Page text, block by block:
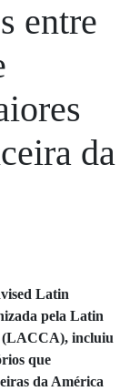
entre
da
Latin
pela Latin
(LACCA), incluiu
que
da América